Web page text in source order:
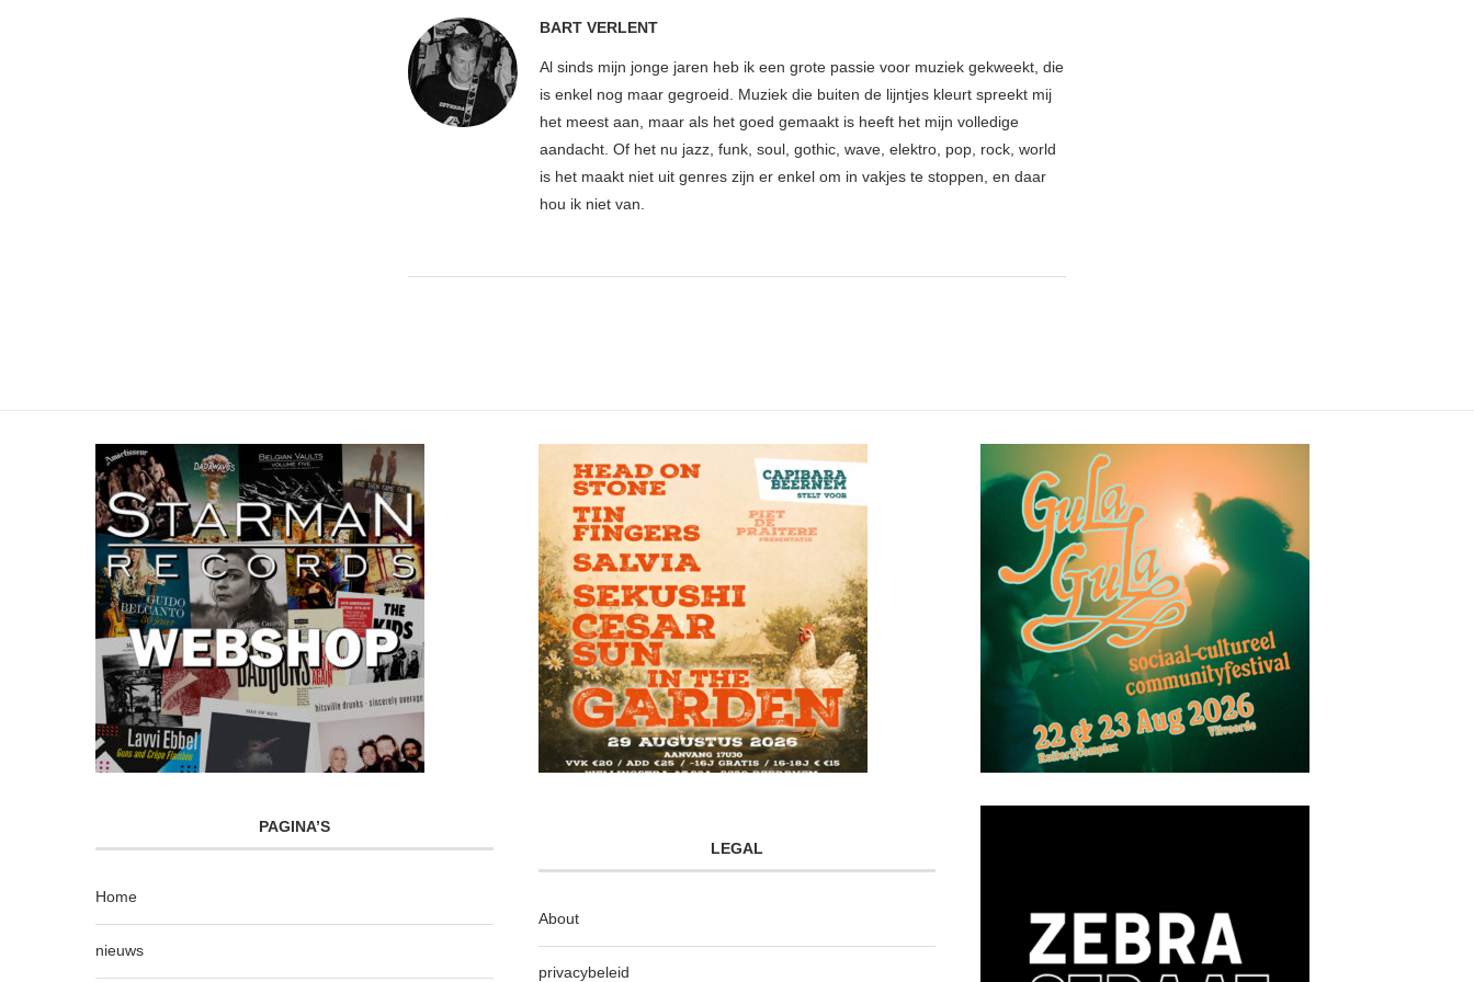
BART VERLENT
Al sinds mijn jonge jaren heb ik een grote passie voor muziek gekweekt, die
is enkel nog maar gegroeid. Muziek die buiten de lijntjes kleurt spreekt mij
het meest aan, maar als het goed gemaakt is heeft het mijn volledige
aandacht. Of het nu jazz, funk, soul, gothic, wave, elektro, pop, rock, world
is het maakt niet uit genres zijn er enkel om in vakjes te stoppen, en daar
hou ik niet van.
PAGINA’S
Home
nieuws
LEGAL
About
privacybeleid